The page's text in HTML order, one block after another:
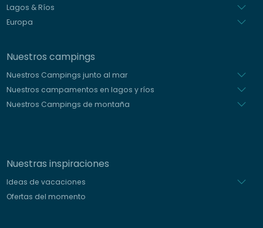
Lagos & Ríos
Europa
Nuestros campings
Nuestros Campings junto al mar
Nuestros campamentos en lagos y ríos
Nuestros Campings de montaña
Nuestras inspiraciones
Ideas de vacaciones
Ofertas del momento